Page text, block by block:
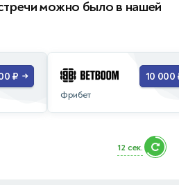
можно было в нашей
₽ →
Фрибет
10 000
10 сек.